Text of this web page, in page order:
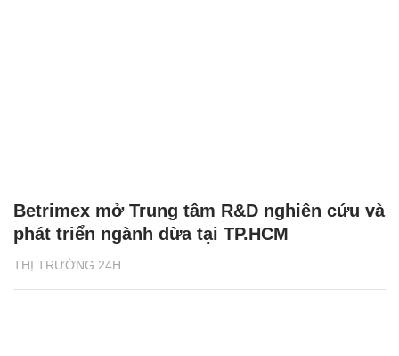
THỊ TRƯỜNG 24H
Betrimex mở Trung tâm R&D nghiên cứu và
phát triển ngành dừa tại TP.HCM